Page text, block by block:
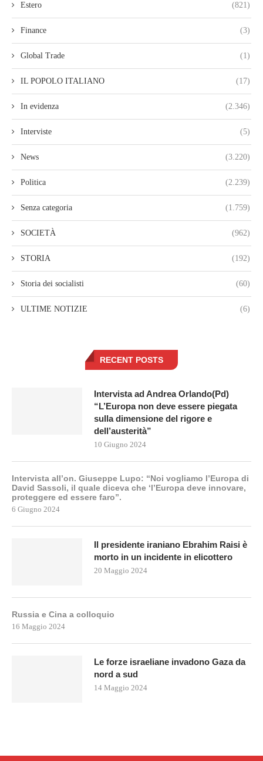
Estero (821)
Finance (3)
Global Trade (1)
IL POPOLO ITALIANO (17)
In evidenza (2.346)
Interviste (5)
News (3.220)
Politica (2.239)
Senza categoria (1.759)
SOCIETÀ (962)
STORIA (192)
Storia dei socialisti (60)
ULTIME NOTIZIE (6)
RECENT POSTS
Intervista ad Andrea Orlando(Pd)
“L’Europa non deve essere piegata
sulla dimensione del rigore e
dell’austerità”
10 Giugno 2024
Intervista all’on. Giuseppe Lupo: “Noi vogliamo l’Europa di
David Sassoli, il quale diceva che ‘l’Europa deve innovare,
proteggere ed essere faro”.
6 Giugno 2024
Il presidente iraniano Ebrahim Raisi è
morto in un incidente in elicottero
20 Maggio 2024
Russia e Cina a colloquio
16 Maggio 2024
Le forze israeliane invadono Gaza da
nord a sud
14 Maggio 2024